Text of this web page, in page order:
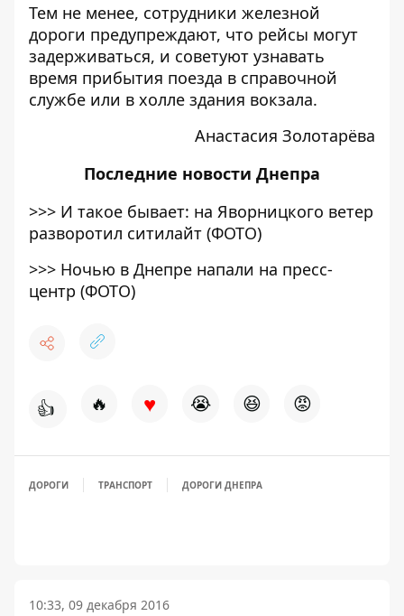
Тем не менее, сотрудники железной
дороги предупреждают, что рейсы могут
задерживаться, и советуют узнавать
время прибытия поезда в справочной
службе или в холле здания вокзала.
Анастасия Золотарёва
Последние новости Днепра
>>> И такое бывает: на Яворницкого ветер
разворотил ситилайт (ФОТО)
>>> Ночью в Днепре напали на пресс-
центр (ФОТО)
👍 🔥 ♥ 😭 😆 😡
ДОРОГИ ТРАНСПОРТ ДОРОГИ ДНЕПРА
10:33, 09 декабря 2016